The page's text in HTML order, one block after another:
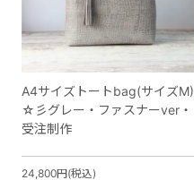
A4サイズトートbag(サイズM)
☆彡グレー・ファスナーver・
受注制作
24,800円(税込)